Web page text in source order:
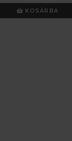
KOSÁRBA